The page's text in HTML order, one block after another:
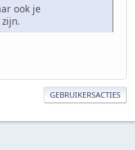
ook je
GEBRUIKERSACTIES